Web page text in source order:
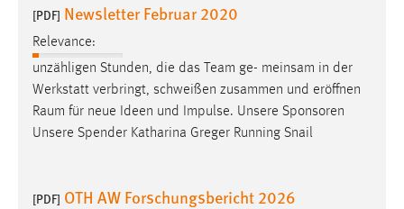
[PDF] Newsletter Februar 2020
Relevance:
unzähligen Stunden, die das Team ge- meinsam in der
Werkstatt verbringt, schweißen zusammen und eröffnen
Raum für neue Ideen und Impulse. Unsere Sponsoren
Unsere Spender Katharina Greger Running Snail
[PDF] OTH AW Forschungsbericht 2026